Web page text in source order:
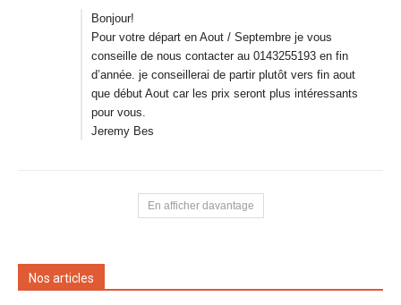
Bonjour!
Pour votre départ en Aout / Septembre je vous
conseille de nous contacter au 0143255193 en fin
d’année. je conseillerai de partir plutôt vers fin aout
que début Aout car les prix seront plus intéressants
pour vous.
Jeremy Bes
En afficher davantage
Nos articles